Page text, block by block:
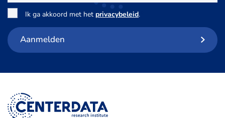
Toestemming
Ik ga akkoord met het privacybeleid.
Aanmelden